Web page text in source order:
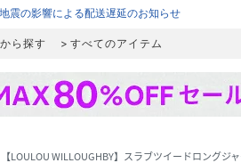
震の影響による配送遅延のお知らせ
ら探す すべてのアイテム
【LOULOU WILLOUGHBY】スラブツイードロングジ